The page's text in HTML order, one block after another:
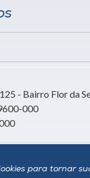
para tornar
- Bairro Flor da
000